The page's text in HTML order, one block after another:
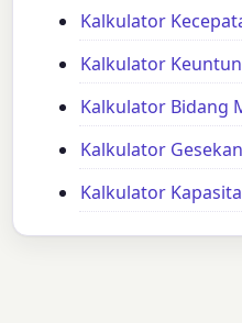
Kalkulator
Kalkulator
Kalkulator Bidang
Kalkulator Gesekan
Kalkulator